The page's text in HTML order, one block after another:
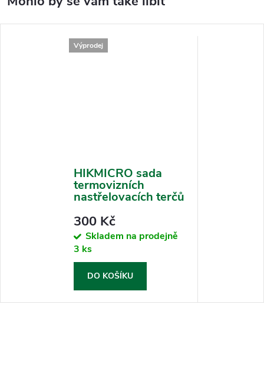
Výprodej
HIKMICRO sada
termovizních
nastřelovacích terčů
300 Kč
Skladem na prodejně
3 ks
DO KOŠÍKU